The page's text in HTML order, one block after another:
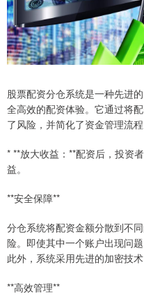
股票配资分仓系统是一种先进
全高效的配资体验。它通过将
了风险，并简化了资金管理流程
* **放大收益：**配资后，投资
益。
**安全保障**
分仓系统将配资金额分散到不
险。即使其中一个账户出现问
此外，系统采用先进的加密技
**高效管理**